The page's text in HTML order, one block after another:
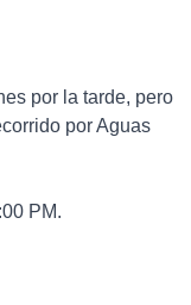
por la tarde, pero
por Aguas
PM.